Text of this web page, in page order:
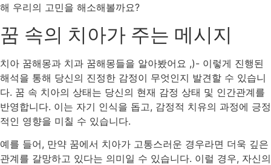
해 우리의 고민을 해소해볼까요?
꿈 속의 치아가 주는 메시지
치아 꿈해몽과 치과 꿈해몽들을 알아봤어요 ,)- 이렇게 진행된
해석을 통해 당신의 진정한 감정이 무엇인지 발견할 수 있습니
다. 꿈 속 치아의 상태는 당신의 현재 감정 상태 및 인간관계를
반영합니다. 이는 자기 인식을 돕고, 감정적 치유의 과정에 긍정
적인 영향을 미칠 수 있습니다.
예를 들어, 만약 꿈에서 치아가 고통스러운 경우라면 더욱 깊은
관계를 갈망하고 있다는 의미일 수 있습니다. 이럴 경우, 자신의